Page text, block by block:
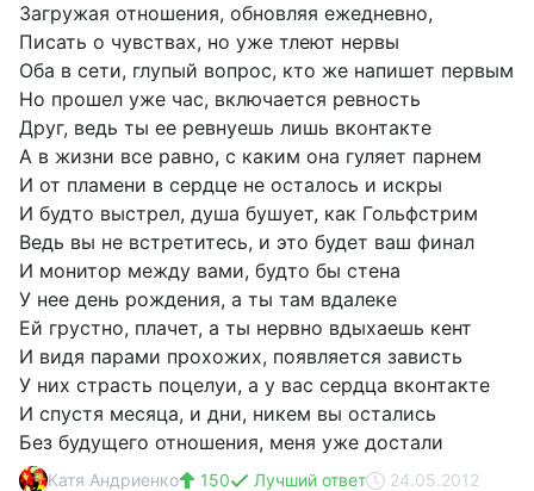
Загружая отношения, обновляя ежедневно,
Писать о чувствах, но уже тлеют нервы
Оба в сети, глупый вопрос, кто же напишет первым
Но прошел уже час, включается ревность
Друг, ведь ты ее ревнуешь лишь вконтакте
А в жизни все равно, с каким она гуляет парнем
И от пламени в сердце не осталось и искры
И будто выстрел, душа бушует, как Гольфстрим
Ведь вы не встретитесь, и это будет ваш финал
И монитор между вами, будто бы стена
У нее день рождения, а ты там вдалеке
Ей грустно, плачет, а ты нервно вдыхаешь кент
И видя парами прохожих, появляется зависть
У них страсть поцелуи, а у вас сердца вконтакте
И спустя месяца, и дни, никем вы остались
Без будущего отношения, меня уже достали
Катя Андриенко 150 Лучший ответ 24.05.2012